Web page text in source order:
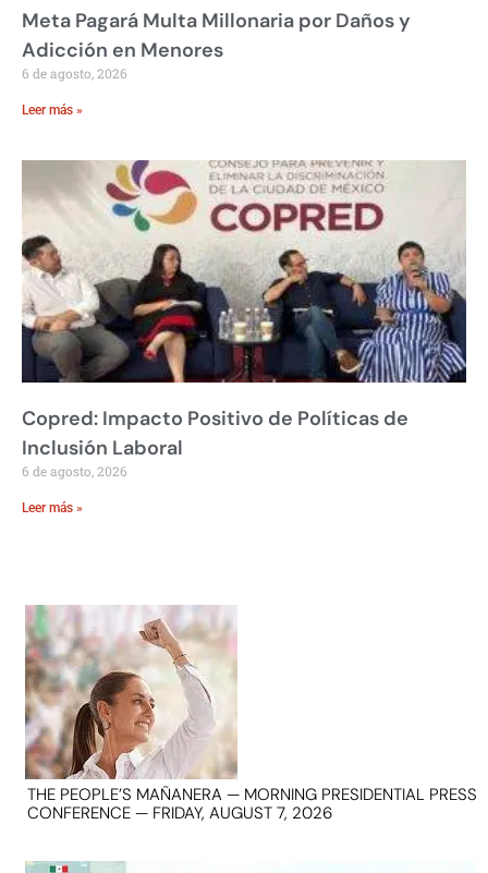
Meta Pagará Multa Millonaria por Daños y
Adicción en Menores
6 de agosto, 2026
Leer más »
Copred: Impacto Positivo de Políticas de
Inclusión Laboral
6 de agosto, 2026
Leer más »
THE PEOPLE’S MAÑANERA — MORNING PRESIDENTIAL PRESS
CONFERENCE — FRIDAY, AUGUST 7, 2026